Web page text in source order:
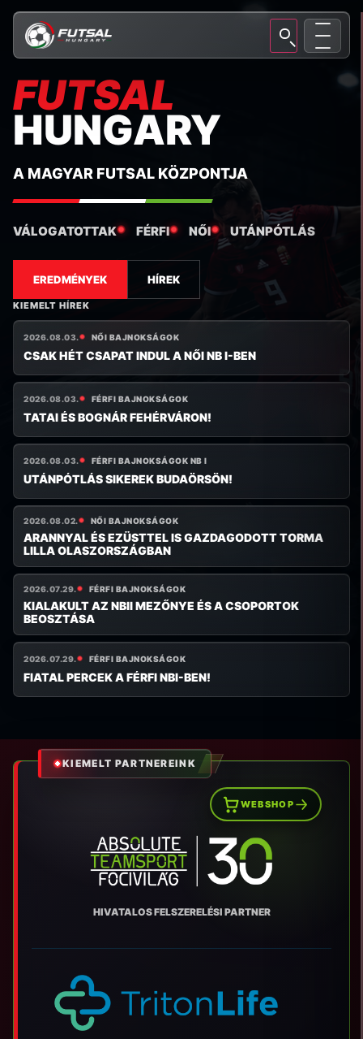
FUTSAL
HUNGARY
A MAGYAR FUTSAL KÖZPONTJA
VÁLOGATOTTAK FÉRFI NŐI UTÁNPÓTLÁS
EREDMÉNYEK HÍREK
KIEMELT HÍREK
2026.08.03. NŐI BAJNOKSÁGOK
CSAK HÉT CSAPAT INDUL A NŐI NB I-BEN
2026.08.03. FÉRFI BAJNOKSÁGOK
TATAI ÉS BOGNÁR FEHÉRVÁRON!
2026.08.03. FÉRFI BAJNOKSÁGOK NB I
UTÁNPÓTLÁS SIKEREK BUDAÖRSÖN!
2026.08.02. NŐI BAJNOKSÁGOK
ARANNYAL ÉS EZÜSTTEL IS GAZDAGODOTT TORMA
LILLA OLASZORSZÁGBAN
2026.07.29. FÉRFI BAJNOKSÁGOK
KIALAKULT AZ NBII MEZŐNYE ÉS A CSOPORTOK
BEOSZTÁSA
2026.07.29. FÉRFI BAJNOKSÁGOK
FIATAL PERCEK A FÉRFI NBI-BEN!
KIEMELT PARTNEREINK
WEBSHOP
HIVATALOS FELSZERELÉSI PARTNER